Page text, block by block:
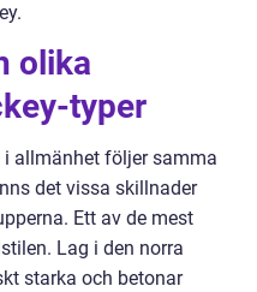
olika
typer
i allmänhet följer samma
det vissa skillnader
Ett av de mest
Lag i den norra
starka och betonar